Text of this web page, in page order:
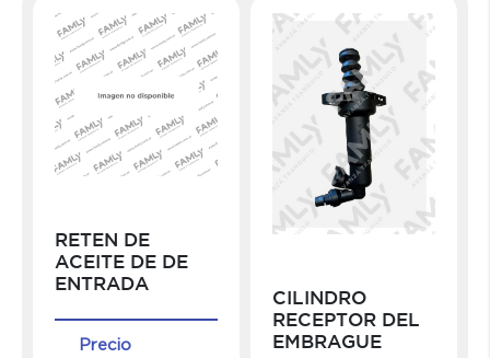
RETEN DE
ACEITE DE DE
ENTRADA
Precio
CILINDRO
RECEPTOR DEL
EMBRAGUE